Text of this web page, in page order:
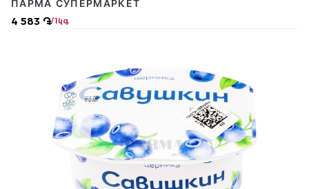
4 583 ֏/ 1կգ
ПАРМА СУПЕРМАРКЕТ